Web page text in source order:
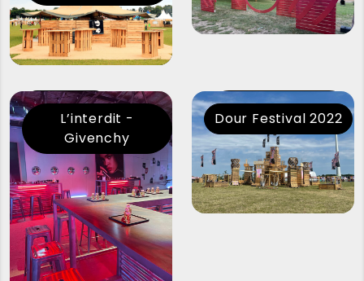
Garorock
Événement
narciso rodriguez
L’interdit -
Givenchy
Dour Festival 2022